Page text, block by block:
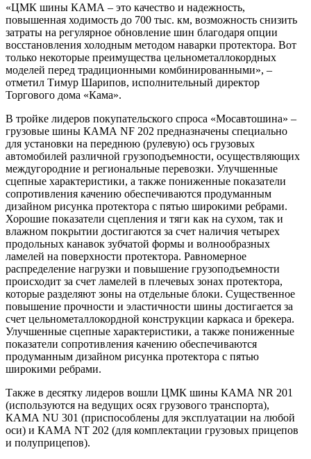
«ЦМК шины КАМА – это качество и надежность,
повышенная ходимость до 700 тыс. км, возможность снизить
затраты на регулярное обновление шин благодаря опции
восстановления холодным методом наварки протектора. Вот
только некоторые преимущества цельнометаллокордных
моделей перед традиционными комбинированными», –
отметил Тимур Шарипов, исполнительный директор
Торгового дома «Кама».
В тройке лидеров покупательского спроса «Мосавтошина» –
грузовые шины КАМА NF 202 предназначены специально
для установки на переднюю (рулевую) ось грузовых
автомобилей различной грузоподъемности, осуществляющих
междугородние и региональные перевозки. Улучшенные
сцепные характеристики, а также пониженные показатели
сопротивления качению обеспечиваются продуманным
дизайном рисунка протектора с пятью широкими ребрами.
Хорошие показатели сцепления и тяги как на сухом, так и
влажном покрытии достигаются за счет наличия четырех
продольных канавок зубчатой формы и волнообразных
ламелей на поверхности протектора. Равномерное
распределение нагрузки и повышение грузоподъемности
происходит за счет ламелей в плечевых зонах протектора,
которые разделяют зоны на отдельные блоки. Существенное
повышение прочности и эластичности шины достигается за
счет цельнометаллокордной конструкции каркаса и брекера.
Улучшенные сцепные характеристики, а также пониженные
показатели сопротивления качению обеспечиваются
продуманным дизайном рисунка протектора с пятью
широкими ребрами.
Также в десятку лидеров вошли ЦМК шины КАМА NR 201
(используются на ведущих осях грузового транспорта),
КАМА NU 301 (приспособлены для эксплуатации на любой
оси) и КАМА NT 202 (для комплектации грузовых прицепов
и полуприцепов).